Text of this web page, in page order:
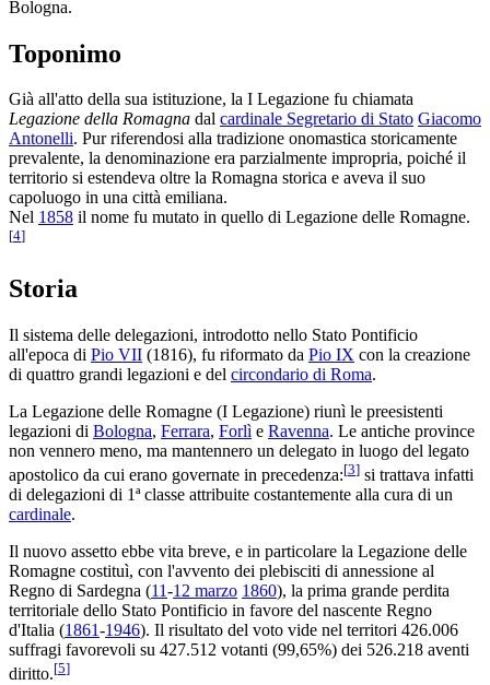
Bologna.
Toponimo
Già all'atto della sua istituzione, la I Legazione fu chiamata
Legazione della Romagna dal cardinale Segretario di Stato Giacomo
Antonelli. Pur riferendosi alla tradizione onomastica storicamente
prevalente, la denominazione era parzialmente impropria, poiché il
territorio si estendeva oltre la Romagna storica e aveva il suo
capoluogo in una città emiliana.
Nel 1858 il nome fu mutato in quello di Legazione delle Romagne.
[4]
Storia
Il sistema delle delegazioni, introdotto nello Stato Pontificio
all'epoca di Pio VII (1816), fu riformato da Pio IX con la creazione
di quattro grandi legazioni e del circondario di Roma.
La Legazione delle Romagne (I Legazione) riunì le preesistenti
legazioni di Bologna, Ferrara, Forlì e Ravenna. Le antiche province
non vennero meno, ma mantennero un delegato in luogo del legato
apostolico da cui erano governate in precedenza:[3] si trattava infatti
di delegazioni di 1ª classe attribuite costantemente alla cura di un
cardinale.
Il nuovo assetto ebbe vita breve, e in particolare la Legazione delle
Romagne costituì, con l'avvento dei plebisciti di annessione al
Regno di Sardegna (11-12 marzo 1860), la prima grande perdita
territoriale dello Stato Pontificio in favore del nascente Regno
d'Italia (1861-1946). Il risultato del voto vide nel territori 426.006
suffragi favorevoli su 427.512 votanti (99,65%) dei 526.218 aventi
diritto.[5]